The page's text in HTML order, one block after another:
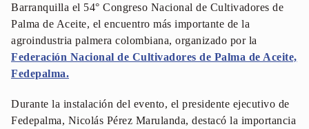
Barranquilla el 54° Congreso Nacional de Cultivadores de
Palma de Aceite, el encuentro más importante de la
agroindustria palmera colombiana, organizado por la
Federación Nacional de Cultivadores de Palma de Aceite,
Fedepalma.
Durante la instalación del evento, el presidente ejecutivo de
Fedepalma, Nicolás Pérez Marulanda, destacó la importancia